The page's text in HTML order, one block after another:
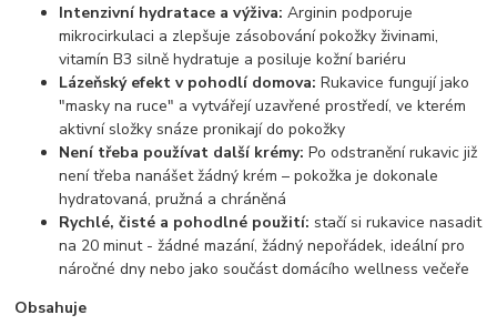
Intenzivní hydratace a výživa: Arginin podporuje
mikrocirkulaci a zlepšuje zásobování pokožky živinami,
vitamín B3 silně hydratuje a posiluje kožní bariéru
Lázeňský efekt v pohodlí domova:Rukavice fungují jako
"masky na ruce" a vytvářejí uzavřené prostředí, ve kterém
aktivní složky snáze pronikají do pokožky
Není třeba používat další krémy: Po odstranění rukavic již
není třeba nanášet žádný krém – pokožka je dokonale
hydratovaná, pružná a chráněná
Rychlé, čisté a pohodlné použití: stačí si rukavice nasadit
na 20 minut - žádné mazání, žádný nepořádek, ideální pro
náročné dny nebo jako součást domácího wellness večeře
Obsahuje